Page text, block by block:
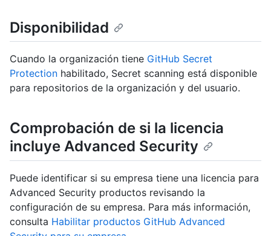
Disponibilidad
Cuando la organización tiene GitHub Secret
Protection habilitado, Secret scanning está disponible
para repositorios de la organización y del usuario.
Comprobación de si la licencia
incluye Advanced Security
Puede identificar si su empresa tiene una licencia para
Advanced Security productos revisando la
configuración de su empresa. Para más información,
consulta Habilitar productos GitHub Advanced